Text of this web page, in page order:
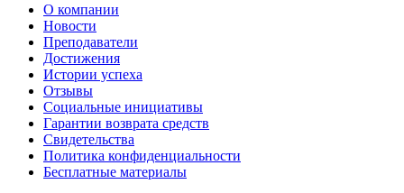
О компании
Новости
Преподаватели
Достижения
Истории успеха
Отзывы
Социальные инициативы
Гарантии возврата средств
Свидетельства
Политика конфиденциальности
Бесплатные материалы